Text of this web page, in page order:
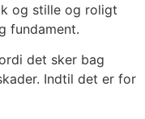
og stille og roligt
fundament.
det sker bag
Indtil det er for